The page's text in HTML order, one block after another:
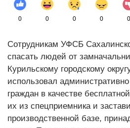
0 0 0 0 0
Сотрудникам УФСБ
спасать людей от
Курильскому городскому
использовал
граждан в качестве
их из спецприемника и
производственной базе,